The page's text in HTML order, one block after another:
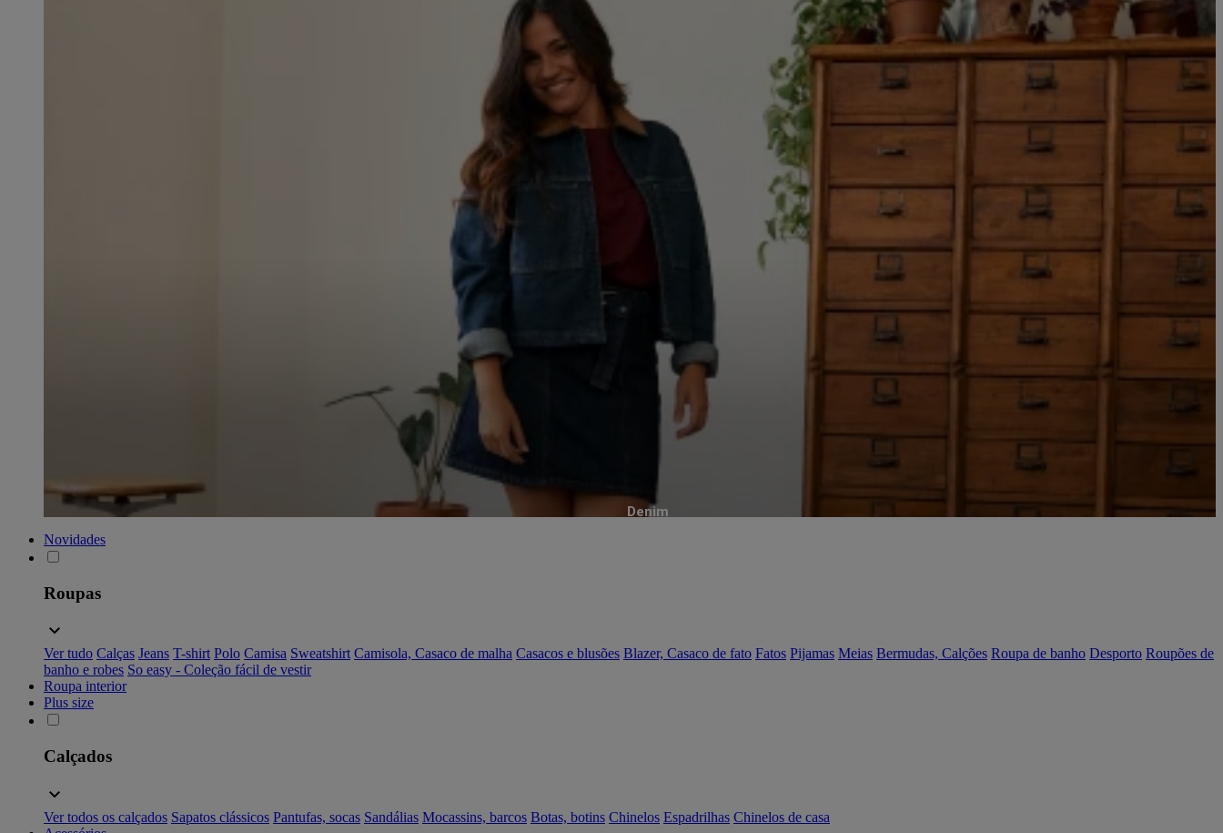
Denim
Novidades
Roupas
Ver tudo Calças Jeans T-shirt Polo Camisa Sweatshirt Camisola, Casaco de malha Casacos e blusões Blazer, Casaco de fato Fatos Pijamas Meias Bermudas, Calções Roupa de banho Desporto Roupões de
banho e robes So easy - Coleção fácil de vestir
Roupa interior
Plus size
Calçados
Ver todos os calçados Sapatos clássicos Pantufas, socas Sandálias Mocassins, barcos Botas, botins Chinelos Espadrilhas Chinelos de casa